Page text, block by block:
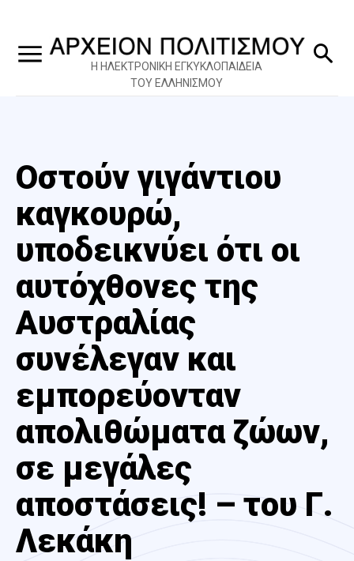
Η ΗΛΕΚΤΡΟΝΙΚΗ ΕΓΚΥΚΛΟΠΑΙΔΕΙΑ
ΤΟΥ ΕΛΛΗΝΙΣΜΟΥ
Οστούν γιγάντιου
καγκουρώ,
υποδεικνύει ότι οι
αυτόχθονες της
Αυστραλίας
συνέλεγαν και
εμπορεύονταν
απολιθώματα ζώων,
σε μεγάλες
αποστάσεις! – του Γ.
Λεκάκη